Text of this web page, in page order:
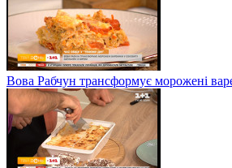
Вова Рабчун трансформує морожені